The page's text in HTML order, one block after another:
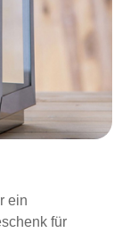
ein
für